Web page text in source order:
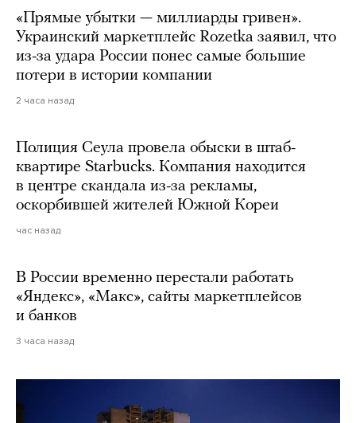
«Прямые убытки — миллиарды гривен».
Украинский маркетплейс Rozetka заявил, что
из-за удара России понес самые большие
потери в истории компании
2 часа назад
Полиция Сеула провела обыски в штаб-
квартире Starbucks. Компания находится
в центре скандала из-за рекламы,
оскорбившей жителей Южной Кореи
час назад
В России временно перестали работать
«Яндекс», «Макс», сайты маркетплейсов
и банков
3 часа назад